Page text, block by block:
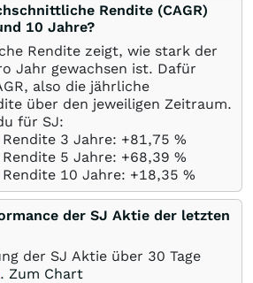
Rendite (CAGR)
10 Jahre?
Rendite zeigt, wie stark der
Jahr gewachsen ist. Dafür
also die jährliche
über den jeweiligen Zeitraum.
für SJ:
3 Jahre: +81,75 %
5 Jahre: +68,39 %
10 Jahre: +18,35 %
der SJ Aktie der letzten
der SJ Aktie über 30 Tage
. Zum Chart